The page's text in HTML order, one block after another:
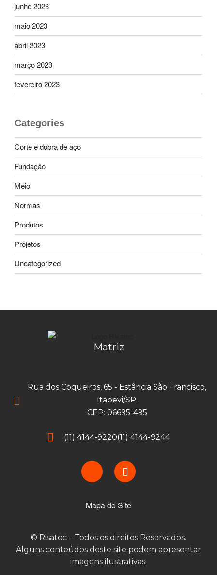
junho 2023
maio 2023
abril 2023
março 2023
fevereiro 2023
Categories
Corte e dobra de aço
Fundação
Meio
Normas
Produtos
Projetos
Uncategorized
Matriz
Rua dos Coqueiros, 65 - Estância São Francisco,
Itapevi/SP.
CEP: 06695-495
(11) 4144-9220(11) 4144-9244
Mapa do Site
© Risatec – Todos os direitos Reservados.
Alguns conteúdos deste site podem apresentar
imagens ilustrativas.